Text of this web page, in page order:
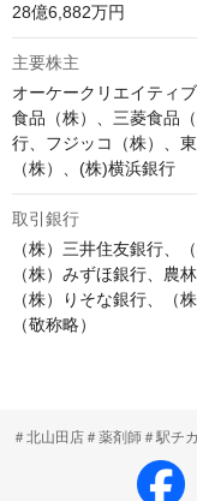
28億6,882万円
主要株主
オーケークリエイティ
食品（株）、三菱食品
行、フジッコ（株）、
（株）、(株)横浜銀行　
取引銀行
（株）三井住友銀行、
（株）みずほ銀行、農
（株）りそな銀行、（
（敬称略）
＃北山田店＃薬剤師＃駅チ